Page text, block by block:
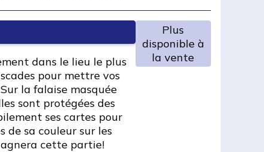
dans le lieu le plus
pour mettre vos
la falaise masquée
sont protégées des
ses cartes pour
de sa couleur sur les
cette partie!
Plus
disponible à
la vente